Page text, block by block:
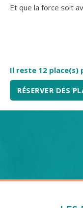
Et que la force soit
Il reste 12 place(s)
RÉSERVER DES